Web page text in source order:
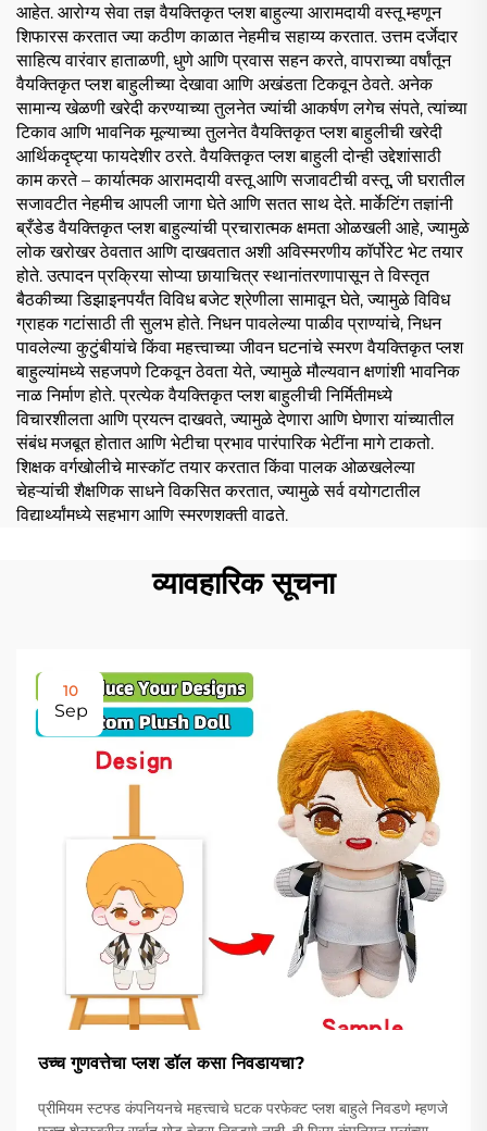
आहेत. आरोग्य सेवा तज्ञ वैयक्तिकृत प्लश बाहुल्या आरामदायी वस्तू म्हणून
शिफारस करतात ज्या कठीण काळात नेहमीच सहाय्य करतात. उत्तम दर्जेदार
साहित्य वारंवार हाताळणी, धुणे आणि प्रवास सहन करते, वापराच्या वर्षांतून
वैयक्तिकृत प्लश बाहुलीच्या देखावा आणि अखंडता टिकवून ठेवते. अनेक
सामान्य खेळणी खरेदी करण्याच्या तुलनेत ज्यांची आकर्षण लगेच संपते, त्यांच्या
टिकाव आणि भावनिक मूल्याच्या तुलनेत वैयक्तिकृत प्लश बाहुलीची खरेदी
आर्थिकदृष्ट्या फायदेशीर ठरते. वैयक्तिकृत प्लश बाहुली दोन्ही उद्देशांसाठी
काम करते – कार्यात्मक आरामदायी वस्तू आणि सजावटीची वस्तू, जी घरातील
सजावटीत नेहमीच आपली जागा घेते आणि सतत साथ देते. मार्केटिंग तज्ञांनी
ब्रँडेड वैयक्तिकृत प्लश बाहुल्यांची प्रचारात्मक क्षमता ओळखली आहे, ज्यामुळे
लोक खरोखर ठेवतात आणि दाखवतात अशी अविस्मरणीय कॉर्पोरेट भेट तयार
होते. उत्पादन प्रक्रिया सोप्या छायाचित्र स्थानांतरणापासून ते विस्तृत
बैठकीच्या डिझाइनपर्यंत विविध बजेट श्रेणीला सामावून घेते, ज्यामुळे विविध
ग्राहक गटांसाठी ती सुलभ होते. निधन पावलेल्या पाळीव प्राण्यांचे, निधन
पावलेल्या कुटुंबीयांचे किंवा महत्त्वाच्या जीवन घटनांचे स्मरण वैयक्तिकृत प्लश
बाहुल्यांमध्ये सहजपणे टिकवून ठेवता येते, ज्यामुळे मौल्यवान क्षणांशी भावनिक
नाळ निर्माण होते. प्रत्येक वैयक्तिकृत प्लश बाहुलीची निर्मितीमध्ये
विचारशीलता आणि प्रयत्न दाखवते, ज्यामुळे देणारा आणि घेणारा यांच्यातील
संबंध मजबूत होतात आणि भेटीचा प्रभाव पारंपारिक भेटींना मागे टाकतो.
शिक्षक वर्गखोलीचे मास्कॉट तयार करतात किंवा पालक ओळखलेल्या
चेहऱ्यांची शैक्षणिक साधने विकसित करतात, ज्यामुळे सर्व वयोगटातील
विद्यार्थ्यांमध्ये सहभाग आणि स्मरणशक्ती वाढते.
व्यावहारिक सूचना
10
Sep
उच्च गुणवत्तेचा प्लश डॉल कसा निवडायचा?
प्रीमियम स्टफ्ड कंपनियनचे महत्त्वाचे घटक परफेक्ट प्लश बाहुले निवडणे म्हणजे